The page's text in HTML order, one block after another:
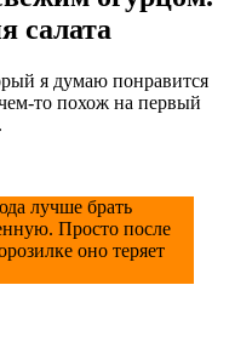
салата
я думаю понравится
то похож на первый
лучше брать
Просто после
оно теряет